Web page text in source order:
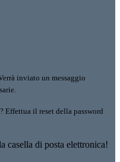
inviato un messaggio
Effettua il reset della password
casella di posta elettronica!